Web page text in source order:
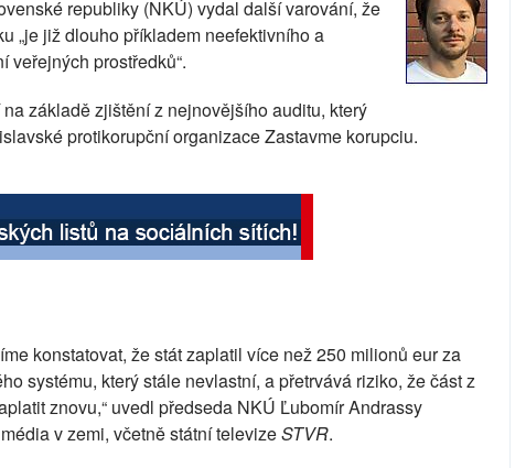
republiky (NKÚ) vydal další varování, že
„je již dlouho příkladem neefektivního a
veřejných prostředků“.
základě zjištění z nejnovějšího auditu, který
protikorupční organizace Zastavme korupciu.
konstatovat, že stát zaplatil více než 250 milionů eur za
systému, který stále nevlastní, a přetrvává riziko, že část z
znovu,“ uvedl předseda NKÚ Ľubomír Andrassy
média v zemi, včetně státní televizeSTVR.